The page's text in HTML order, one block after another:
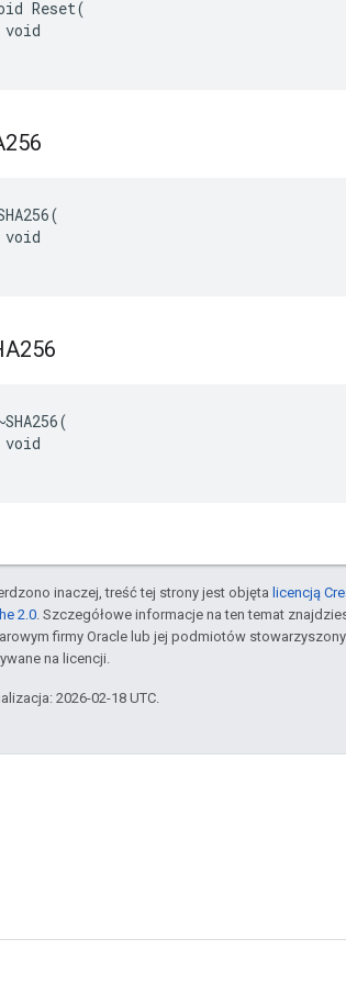
Reset(
void
void
void
inaczej, treść tej strony jest objęta licencją
2.0. Szczegółowe informacje na ten temat
firmy Oracle lub jej podmiotów
na licencji.
2026-02-18 UTC.